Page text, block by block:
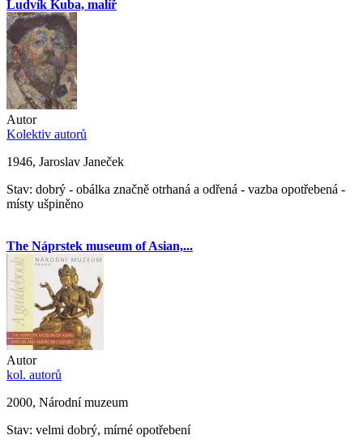
Ludvík Kuba, malíř
Autor
Kolektiv autorů
1946, Jaroslav Janeček
Stav: dobrý - obálka značně otrhaná a odřená - vazba opotřebená -
místy ušpiněno
The Náprstek museum of Asian,...
Autor
kol. autorů
2000, Národní muzeum
Stav: velmi dobrý, mírné opotřebení